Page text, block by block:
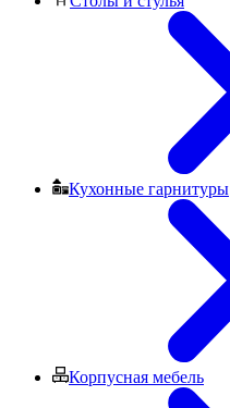
Кухонные гарнитуры
Корпусная мебель